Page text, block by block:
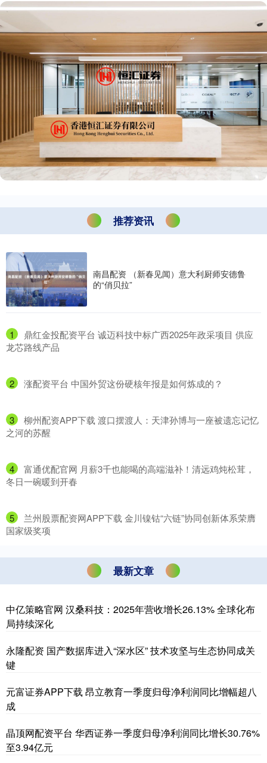
推荐资讯
南昌配资 （新春见闻）意大利厨师安德鲁
的“俏贝拉”
1
​鼎红金投配资平台 诚迈科技中标广西2025年政采项目 供应
龙芯路线产品
2 ​涨配资平台 中国外贸这份硬核年报是如何炼成的？
3
​柳州配资APP下载 渡口摆渡人：天津孙博与一座被遗忘记忆
之河的苏醒
4
​富通优配官网 月薪3千也能喝的高端滋补！清远鸡炖松茸，
冬日一碗暖到开春
5
​兰州股票配资网APP下载 金川镍钴“六链”协同创新体系荣膺
国家级奖项
最新文章
中亿策略官网 汉桑科技：2025年营收增长26.13% 全球化布
局持续深化
永隆配资 国产数据库进入“深水区” 技术攻坚与生态协同成关
键
元富证券APP下载 昂立教育一季度归母净利润同比增幅超八
成
晶顶网配资平台 华西证券一季度归母净利润同比增长30.76%
至3.94亿元